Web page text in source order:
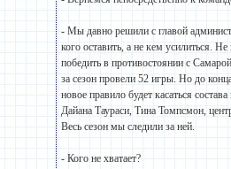
- Мы давно решили с главой
кого оставить, а не кем усилиться.
победить в противостоянии с
за сезон провели 52 игры. Но до
новое правило будет касаться
Дайана Таураси, Тина Томпсмон,
Весь сезон мы следили за ней.
- Кого не хватает?